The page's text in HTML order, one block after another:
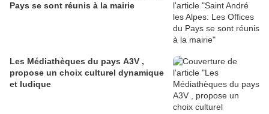
Pays se sont réunis à la mairie
Les Médiathèques du pays A3V ,
propose un choix culturel dynamique
et ludique